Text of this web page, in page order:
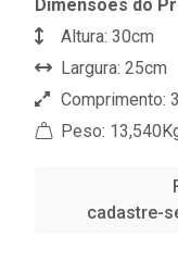
Dimensões do
Altura: 30cm
Largura: 25cm
Comprimento:
Peso:
cadastre-